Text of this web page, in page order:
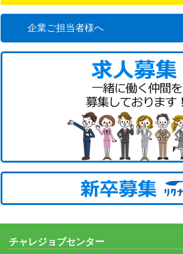
企業ご担当者様へ
チャレジョブセンター